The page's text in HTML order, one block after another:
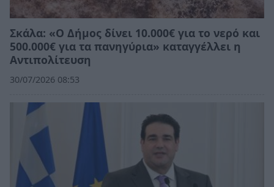
Σκάλα: «Ο Δήμος δίνει 10.000€ για το νερό και
500.000€ για τα πανηγύρια» καταγγέλλει η
Αντιπολίτευση
30/07/2026 08:53